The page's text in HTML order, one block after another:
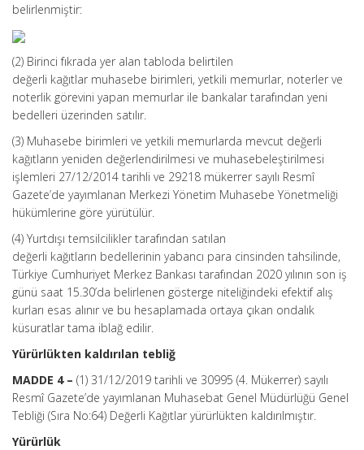
belirlenmiştir:
(2) Birinci fıkrada yer alan tabloda belirtilen
değerli kağıtlar muhasebe birimleri, yetkili memurlar, noterler ve
noterlik görevini yapan memurlar ile bankalar tarafından yeni
bedelleri üzerinden satılır.
(3) Muhasebe birimleri ve yetkili memurlarda mevcut değerli
kağıtların yeniden değerlendirilmesi ve muhasebeleştirilmesi
işlemleri 27/12/2014 tarihli ve 29218 mükerrer sayılı Resmî
Gazete’de yayımlanan Merkezi Yönetim Muhasebe Yönetmeliği
hükümlerine göre yürütülür.
(4) Yurtdışı temsilcilikler tarafından satılan
değerli kağıtların bedellerinin yabancı para cinsinden tahsilinde,
Türkiye Cumhuriyet Merkez Bankası tarafından 2020 yılının son iş
günü saat 15.30’da belirlenen gösterge niteliğindeki efektif alış
kurları esas alınır ve bu hesaplamada ortaya çıkan ondalık
küsuratlar tama iblağ edilir.
Yürürlükten kaldırılan tebliğ
MADDE 4 – (1) 31/12/2019 tarihli ve 30995 (4. Mükerrer) sayılı
Resmî Gazete’de yayımlanan Muhasebat Genel Müdürlüğü Genel
Tebliği (Sıra No:64) Değerli Kağıtlar yürürlükten kaldırılmıştır.
Yürürlük